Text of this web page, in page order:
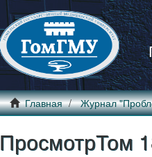
Главная Журнал
ПросмотрТом